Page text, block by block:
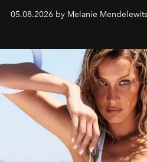
05.08.2026 by Melanie